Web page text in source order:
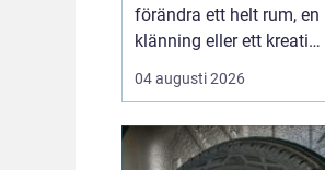
förändra ett helt rum, en
klänning eller ett kreativt
projekt. I en stad som
Göteborg, med starka
hantverk och design,
04 augusti 2026